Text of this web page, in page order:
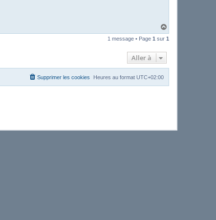
a
u
1 message • Page 1 sur 1
Aller à
Heures au format UTC+02:00
Supprimer les cookies